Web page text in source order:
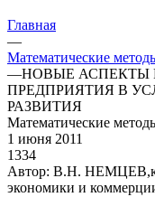
Главная
—
Математические
—НОВЫЕ АСПЕКТЫ
ПРЕДПРИЯТИЯ В
РАЗВИТИЯ
Математические
1 июня 2011
1334
Автор: В.Н.
экономики и